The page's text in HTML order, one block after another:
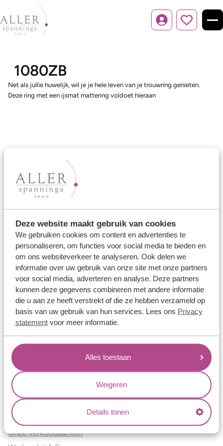
Deze website maakt gebruik van cookies
We gebruiken cookies om content en advertenties te
personaliseren, om functies voor social media te bieden en
om ons websiteverkeer te analyseren. Ook delen we
informatie over uw gebruik van onze site met onze partners
voor social media, adverteren en analyse. Deze partners
kunnen deze gegevens combineren met andere informatie
die u aan ze heeft verstrekt of die ze hebben verzameld op
basis van uw gebruik van hun services. Lees ons Privacy
statementvoor meer informatie.
Alles toestaan
Weigeren
Details tonen
Inloggen
1080ZB
Net als jullie huwelijk, wil je je hele leven van je trouwring genieten.
Deze ring met een ijsmat mattering voldoet hieraan
Ons aanbod
Trouwringen
Memoireringen
Verlovingsringen
Vriendschapsringen
Over ons
Aller Spanninga
Historie
Certificaten
Blogs
Jouw voordelen
Conflictvrije Materialen
Oneindig veel mogelijkheden
Kwaliteit
Juweliers & Contact
Onze verkooppunten